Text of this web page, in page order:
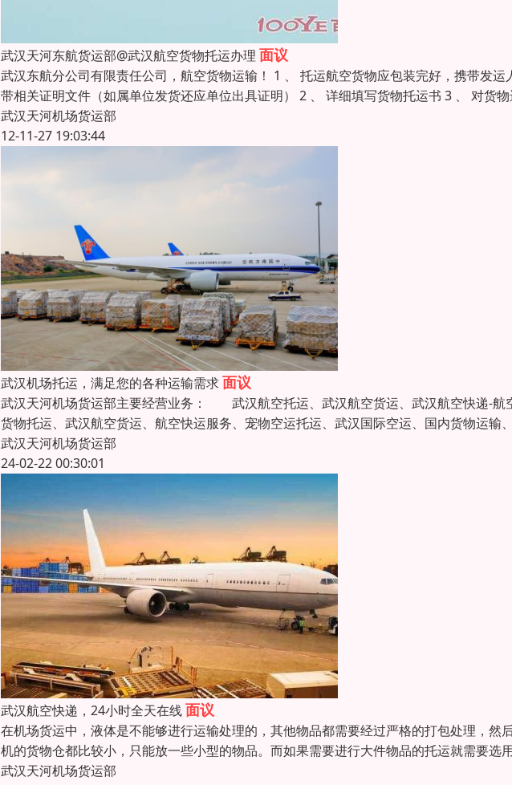
武汉天河东航货运部@武汉航空货物托运办理 面议
武汉东航分公司有限责任公司，航空货物运输！ 1 、 托运航空货物应包装完好，携带发
带相关证明文件（如属单位发货还应单位出具证明） 2 、 详细填写货物托运书 3 、 对货物
武汉天河机场货运部
12-11-27 19:03:44
武汉机场托运，满足您的各种运输需求面议
武汉天河机场货运部主要经营业务： 武汉航空托运、武汉航空货运、武汉航空快递-航
货物托运、武汉航空货运、航空快运服务、宠物空运托运、武汉国际空运、国内货物运输
武汉天河机场货运部
24-02-22 00:30:01
武汉航空快递，24小时全天在线面议
在机场货运中，液体是不能够进行运输处理的，其他物品都需要经过严格的打包处理，然
机的货物仓都比较小，只能放一些小型的物品。而如果需要进行大件物品的托运就需要选
武汉天河机场货运部